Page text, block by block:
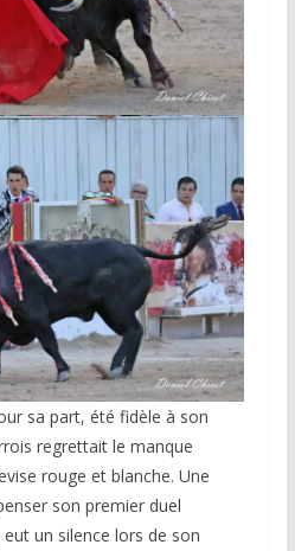
sa part, été fidèle à son
regrettait le manque
rouge et blanche. Une
son premier duel
un silence lors de son